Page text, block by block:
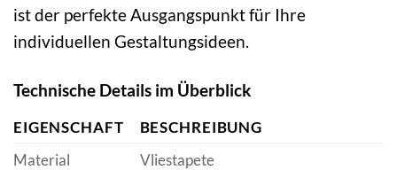
ist der perfekte Ausgangspunkt für Ihre
individuellen Gestaltungsideen.
Technische Details im Überblick
EIGENSCHAFT
BESCHREIBUNG
Material
Vliestapete